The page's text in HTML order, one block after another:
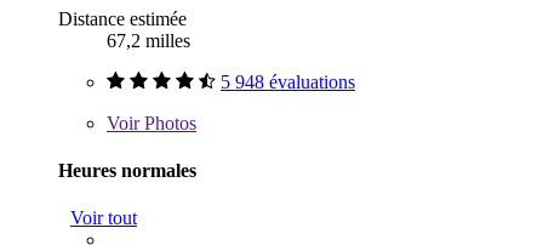
Distance estimée
67,2 milles
5 948 évaluations
VoirPhotos
Heures normales
Voir tout